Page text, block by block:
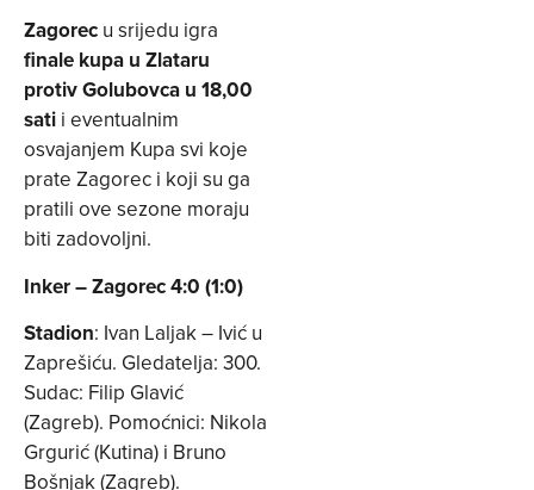
Zagorec u srijedu igra
finale kupa u Zlataru
protiv Golubovca u 18,00
sati i eventualnim
osvajanjem Kupa svi koje
prate Zagorec i koji su ga
pratili ove sezone moraju
biti zadovoljni.
Inker – Zagorec 4:0 (1:0)
Stadion: Ivan Laljak – Ivić u
Zaprešiću. Gledatelja: 300.
Sudac: Filip Glavić
(Zagreb). Pomoćnici: Nikola
Grgurić (Kutina) i Bruno
Bošnjak (Zagreb).